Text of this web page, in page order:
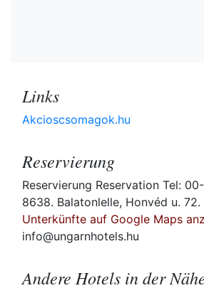
Links
Akcioscsomagok.hu
Reservierung
Reservierung Reservation Tel:
8638. Balatonlelle, Honvéd u. 72.
Unterkünfte auf Google Maps
info@ungarnhotels.hu
Andere Hotels in der